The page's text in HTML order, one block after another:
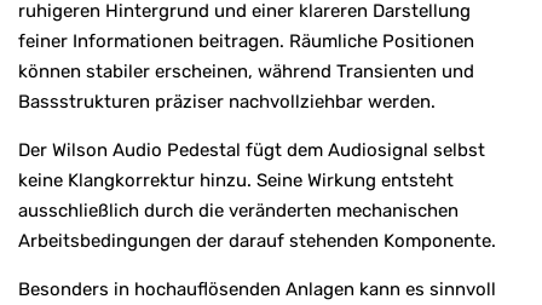
ruhigeren Hintergrund und einer klareren Darstellung
feiner Informationen beitragen. Räumliche Positionen
können stabiler erscheinen, während Transienten und
Bassstrukturen präziser nachvollziehbar werden.
Der Wilson Audio Pedestal fügt dem Audiosignal selbst
keine Klangkorrektur hinzu. Seine Wirkung entsteht
ausschließlich durch die veränderten mechanischen
Arbeitsbedingungen der darauf stehenden Komponente.
Besonders in hochauflösenden Anlagen kann es sinnvoll